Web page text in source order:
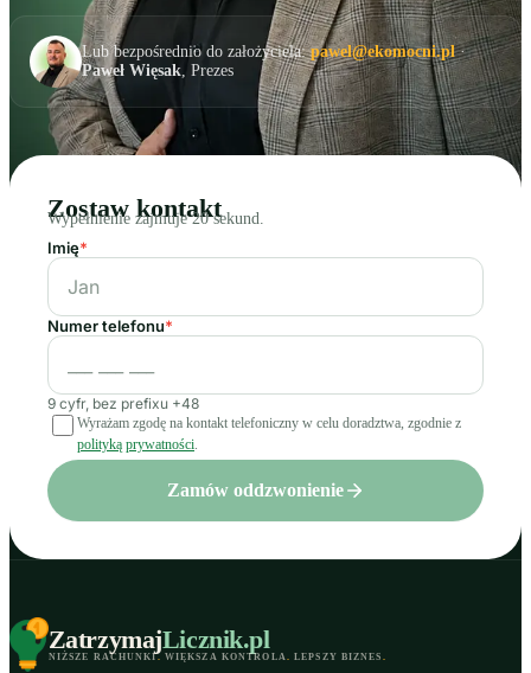
Lub bezpośrednio do założyciela:pawel@ekomocni.pl·
Paweł Więsak, Prezes
Zostaw kontakt
Wypełnienie zajmuje 20 sekund.
Imię*
Numer telefonu*
9 cyfr, bez prefixu +48
Wyrażam zgodę na kontakt telefoniczny w celu doradztwa, zgodnie z
polityką prywatności.
Zamów oddzwonienie
ZatrzymajLicznik.pl
NIŻSZE RACHUNKI. WIĘKSZA KONTROLA. LEPSZY BIZNES .